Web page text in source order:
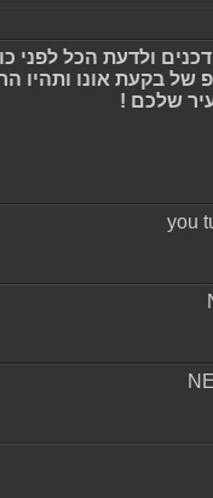
ולדעת הכל לפני
של בקעת אונו ותהיו
שלכם !